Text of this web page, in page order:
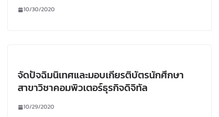
10/30/2020
จัดปัจฉิมนิเทศและมอบเกียรติบัตรนักศึกษา
สาขาวิชาคอมพิวเตอร์ธุรกิจดิจิทัล
10/29/2020